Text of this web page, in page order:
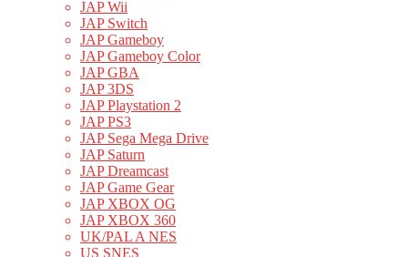
JAP Wii
JAP Switch
JAP Gameboy
JAP Gameboy Color
JAP GBA
JAP 3DS
JAP Playstation 2
JAP PS3
JAP Sega Mega Drive
JAP Saturn
JAP Dreamcast
JAP Game Gear
JAP XBOX OG
JAP XBOX 360
UK/PAL A NES
US SNES